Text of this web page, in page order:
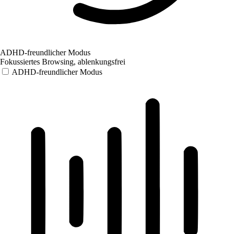
ADHD-freundlicher Modus
Fokussiertes Browsing, ablenkungsfrei
ADHD-freundlicher Modus